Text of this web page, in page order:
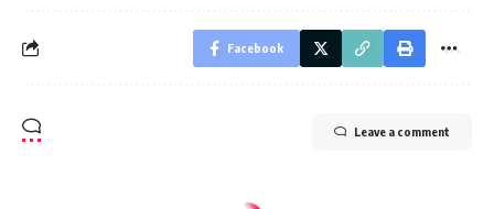
Facebook
Leave a comment